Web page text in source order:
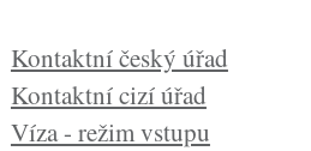
Kontaktní český úřad
Kontaktní cizí úřad
Víza - režim vstupu